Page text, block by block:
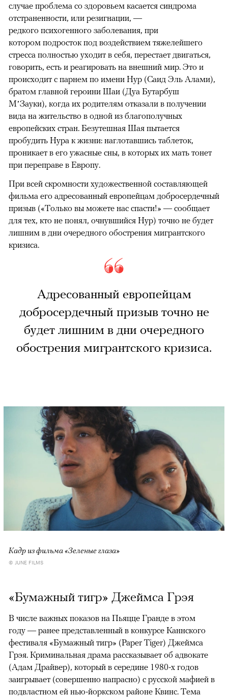
случае проблема со здоровьем касается синдрома
отстраненности, или резигнации, —
редкого психогенного заболевания, при
котором подросток под воздействием тяжелейшего
стресса полностью уходит в себя, перестает двигаться,
говорить, есть и реагировать на внешний мир. Это и
происходит с парнем по имени Нур (Саид Эль Алами),
братом главной героини Шаи (Дуа Бутарбуш
М’Зауки), когда их родителям отказали в получении
вида на жительство в одной из благополучных
европейских стран. Безутешная Шая пытается
пробудить Нура к жизни: наглотавшись таблеток,
проникает в его ужасные сны, в которых их мать тонет
при переправе в Европу.
При всей скромности художественной составляющей
фильма его адресованный европейцам добросердечный
призыв («Только вы можете нас спасти!» — сообщает
для тех, кто не понял, очнувшийся Нур) точно не будет
лишним в дни очередного обострения мигрантского
кризиса.
Адресованный европейцам
добросердечный призыв точно не
будет лишним в дни очередного
обострения мигрантского кризиса.
Кадр из фильма «Зеленые глаза»
© JUNE FILMS
«Бумажный тигр» Джеймса Грэя
В числе важных показов на Пьяцце Гранде в этом
году — ранее представленный в конкурсе Каннского
фестиваля «Бумажный тигр» (Paper Tiger) Джеймса
Грэя. Криминальная драма рассказывает об адвокате
(Адам Драйвер), который в середине 1980-х годов
заигрывает (совершенно напрасно) с русской мафией в
подвластном ей нью-йоркском районе Квинс. Тема